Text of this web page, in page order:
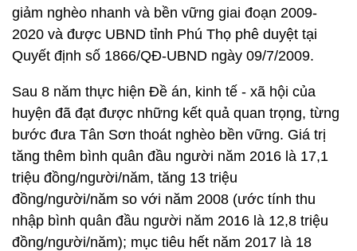
giảm nghèo nhanh và bền vững giai đoạn 2009-
2020 và được UBND tỉnh Phú Thọ phê duyệt tại
Quyết định số 1866/QĐ-UBND ngày 09/7/2009.
Sau 8 năm thực hiện Đề án, kinh tế - xã hội của
huyện đã đạt được những kết quả quan trọng, từng
bước đưa Tân Sơn thoát nghèo bền vững. Giá trị
tăng thêm bình quân đầu người năm 2016 là 17,1
triệu đồng/người/năm, tăng 13 triệu
đồng/người/năm so với năm 2008 (ước tính thu
nhập bình quân đầu người năm 2016 là 12,8 triệu
đồng/người/năm); mục tiêu hết năm 2017 là 18